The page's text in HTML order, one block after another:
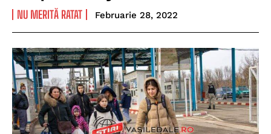
NU MERITĂ RATAT Februarie 28, 2022